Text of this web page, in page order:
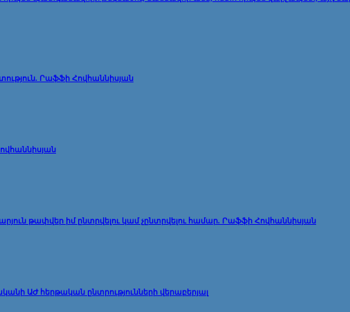
Րաֆֆի Հովհաննիսյան
թափվեր իմ ընտրվելու կամ չընտրվելու համար. Րաֆֆի Հովհաննիսյան
ԱԺ հերթական ընտրությունների վերաբերյալ